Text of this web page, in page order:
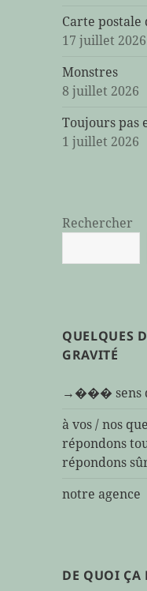
Carte
17 juillet 2026
Monstres
8 juillet 2026
Toujours pas
1 juillet 2026
Rechercher
QUELQUES
GRAVITÉ
→��� sens
à vos / nos
répondons
répondons
notre agence
DE QUOI ÇA